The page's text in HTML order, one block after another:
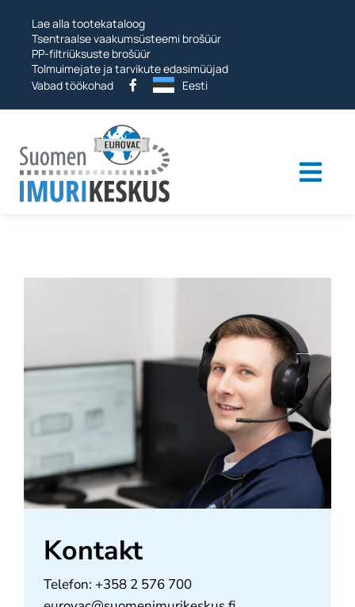
Lae alla tootekataloog
Tsentraalse vaakumsüsteemi brošüür
PP-filtriüksuste brošüür
Tolmuimejate ja tarvikute edasimüüjad
Vabad töökohad
Eesti
Meie kohta
Kontakt
Kontakt
Telefon: +358 2 576 700